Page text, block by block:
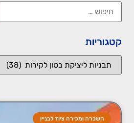
קטגוריות
השכרה ומכירה ציוד לבניין